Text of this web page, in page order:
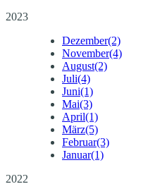
2023
Dezember(2)
November(4)
August(2)
Juli(4)
Juni(1)
Mai(3)
April(1)
März(5)
Februar(3)
Januar(1)
2022